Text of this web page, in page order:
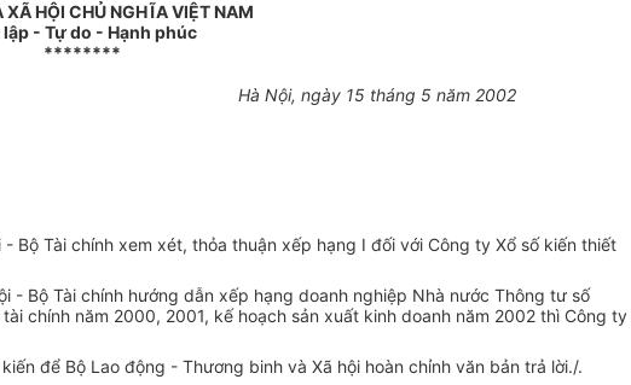
XÃ HỘI CHỦ NGHĨA VIỆT NAM
- Tự do - Hạnh phúc
********
Hà Nội, ngày 15 tháng 5 năm 2002
Tài chính xem xét, thỏa thuận xếp hạng I đối với Công ty Xổ số kiến thiết
- Bộ Tài chính hướng dẫn xếp hạng doanh nghiệp Nhà nước Thông tư số
chính năm 2000, 2001, kế hoạch sản xuất kinh doanh năm 2002 thì Công ty
để Bộ Lao động - Thương binh và Xã hội hoàn chỉnh văn bản trả lời./.